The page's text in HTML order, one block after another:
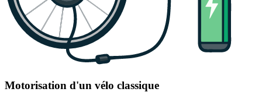
Motorisation d'un vélo classique